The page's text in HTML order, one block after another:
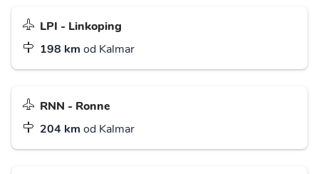
LPI - Linkoping
198 km od Kalmar
RNN - Ronne
204 km od Kalmar